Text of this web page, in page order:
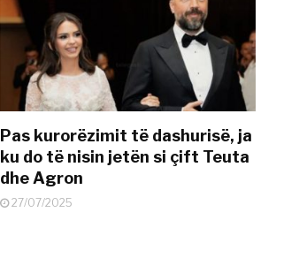
Pas kurorëzimit të dashurisë, ja
ku do të nisin jetën si çift Teuta
dhe Agron
27/07/2025